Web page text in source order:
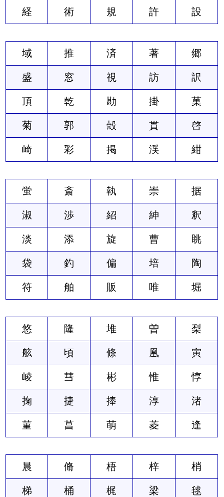
経 術 規 許 設
域 推 済 著 郷
盛 窓 視 訪 訳
頂 乾 勘 掛 菓
菊 郭 殻 貫 啓
崎 彩 掲 渓 紺
蛍 斎 執 崇 据
淑 渉 紹 紳 釈
淡 添 旋 曹 眺
袋 釣 偏 培 陶
符 舶 販 唯 堀
悠 隆 堆 曽 梨
舷 頃 條 凰 寅
崚 彗 彬 惟 惇
掬 捷 捧 淳 渚
菫 菖 萌 菱 逢
晨 脩 梧 梓 梢
梯 桶 梶 梁 毬